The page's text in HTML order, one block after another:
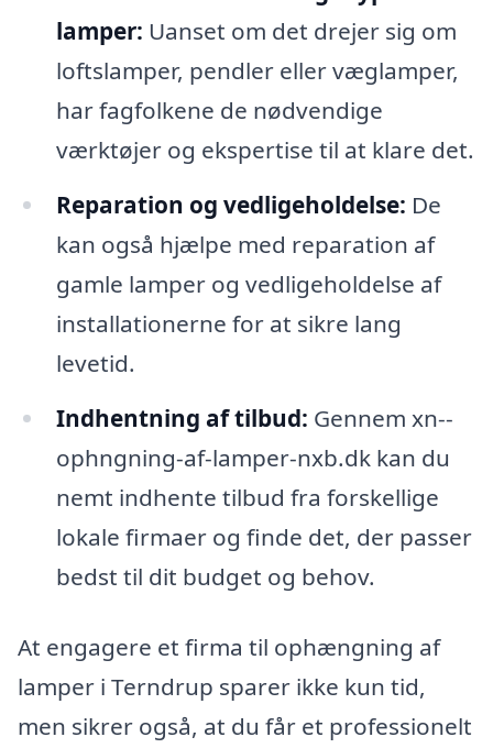
lamper: Uanset om det drejer sig om
loftslamper, pendler eller væglamper,
har fagfolkene de nødvendige
værktøjer og ekspertise til at klare det.
Reparation og vedligeholdelse: De
kan også hjælpe med reparation af
gamle lamper og vedligeholdelse af
installationerne for at sikre lang
levetid.
Indhentning af tilbud: Gennem xn--
ophngning-af-lamper-nxb.dk kan du
nemt indhente tilbud fra forskellige
lokale firmaer og finde det, der passer
bedst til dit budget og behov.
At engagere et firma til ophængning af
lamper i Terndrup sparer ikke kun tid,
men sikrer også, at du får et professionelt